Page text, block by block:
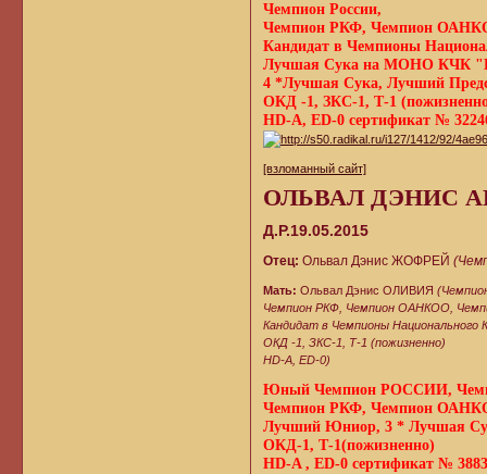
Чемпион России,
Чемпион РКФ, Чемпион
Кандидат в Чемпионы
Лучшая Сука на МОНО КЧК
4 *Лучшая Сука, Лучший
ОКД -1, ЗКС-1, Т-1
HD-А, ED-0 сертификат №
[взломанный сайт]
ОЛЬВАЛ ДЭНИС
Д.Р.19.05.2015
Отец: Ольвал Дэнис ЖОФРЕЙ
Мать: Ольвал Дэнис ОЛИВИЯ
Чемпион РКФ, Чемпион ОАНКОО,
Кандидат в Чемпионы Национального
ОКД -1, ЗКС-1, Т-1 (пожизненно)
HD-А, ED-0)
Юный Чемпион РОССИИ,
Чемпион РКФ, Чемпион
Лучший Юниор, 3 * Лучшая
ОКД-1, Т-1(пожизненно)
HD-A , ED-0 сертификат №